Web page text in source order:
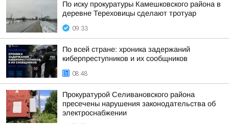
По иску прокуратуры Камешковского района в
деревне Тереховицы сделают тротуар
09:33
По всей стране: хроника задержаний
киберпреступников и их сообщников
08:48
Прокуратурой Селивановского района
пресечены нарушения законодательства об
электроснабжении